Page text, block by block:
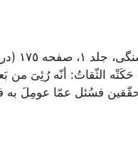
در
الثّقاتُ: أنّه رُئِیَ من
فسُئل عمّا عومِلَ به